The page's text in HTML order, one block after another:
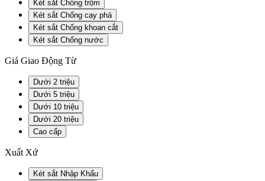
Két sắt Chống trộm
Két sắt Chống cạy phá
Két sắt Chống khoan cắt
Két sắt Chống nước
Giá Giao Động Từ
Dưới 2 triệu
Dưới 5 triệu
Dưới 10 triệu
Dưới 20 triệu
Cao cấp
Xuất Xứ
Két sắt Nhập Khẩu